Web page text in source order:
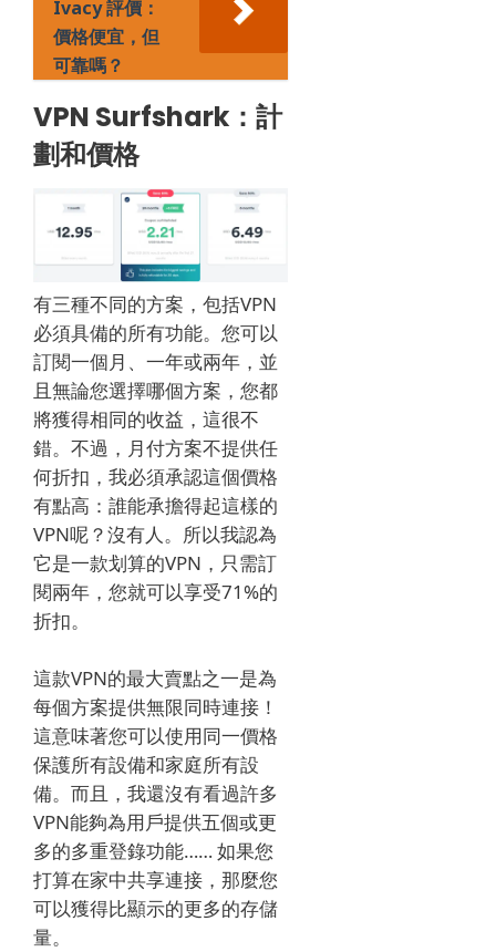
Ivacy 評價：
價格便宜，但
可靠嗎？
VPN Surfshark：計
劃和價格
有三種不同的方案，包括VPN
必須具備的所有功能。您可以
訂閱一個月、一年或兩年，並
且無論您選擇哪個方案，您都
將獲得相同的收益，這很不
錯。不過，月付方案不提供任
何折扣，我必須承認這個價格
有點高：誰能承擔得起這樣的
VPN呢？沒有人。所以我認為
它是一款划算的VPN，只需訂
閱兩年，您就可以享受71%的
折扣。
這款VPN的最大賣點之一是為
每個方案提供無限同時連接！
這意味著您可以使用同一價格
保護所有設備和家庭所有設
備。而且，我還沒有看過許多
VPN能夠為用戶提供五個或更
多的多重登錄功能…… 如果您
打算在家中共享連接，那麼您
可以獲得比顯示的更多的存儲
量。